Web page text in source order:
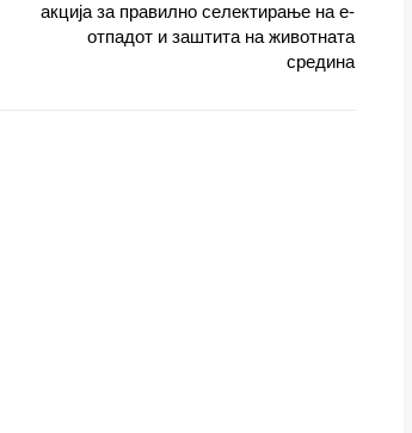
акција за правилно селектирање на е-
отпадот и заштита на животната
средина